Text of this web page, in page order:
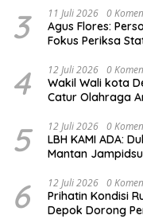
3 11 Juli 2026 0
Agus Flores:
Fokus Periksa
4 12 Juli 2026 0
Wakil Wali kota
Catur Olahraga
5 12 Juli 2026 0
LBH KAMI ADA:
Mantan
6 12 Juli 2026 0
Prihatin Kondisi
Depok Dorong